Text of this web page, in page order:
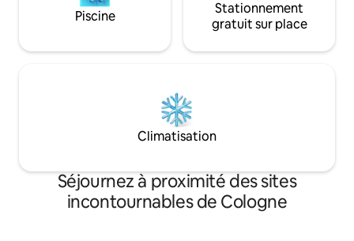
Piscine
Stationnement
gratuit sur place
Climatisation
Séjournez à proximité des sites
incontournables de Cologne